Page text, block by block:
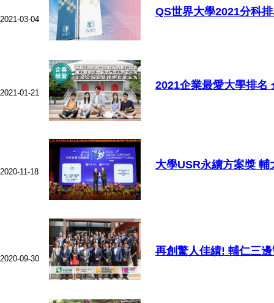
2021-03-04
QS世界大學2021分科
2021-01-21
2021企業最愛大學排名
2020-11-18
大學USR永續方案獎
2020-09-30
再創驚人佳績! 輔仁三